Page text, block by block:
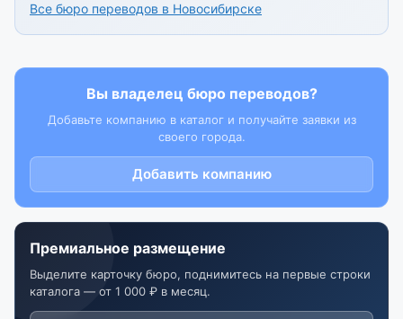
Все бюро переводов в Новосибирске
Вы владелец бюро переводов?
Добавьте компанию в каталог и получайте заявки из
своего города.
Добавить компанию
Премиальное размещение
Выделите карточку бюро, поднимитесь на первые строки
каталога — от 1 000 ₽ в месяц.